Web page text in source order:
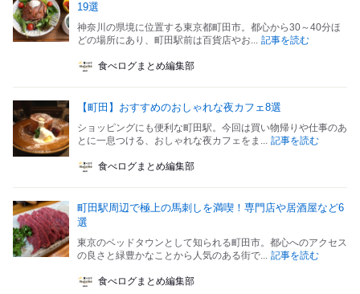
19選
神奈川の県境に位置する東京都町田市。都心から30～40分ほ
どの場所にあり、町田駅前は百貨店やお... 記事を読む
食べログまとめ編集部
【町田】おすすめのおしゃれな夜カフェ8選
ショッピングにも便利な町田駅。今回は買い物帰りや仕事のあ
とに一息つける、おしゃれな夜カフェをま... 記事を読む
食べログまとめ編集部
町田駅周辺で極上の馬刺しを満喫！専門店や居酒屋など6
選
東京のベッドタウンとして知られる町田市。都心へのアクセス
の良さと緑豊かなことから人気のある街で... 記事を読む
食べログまとめ編集部